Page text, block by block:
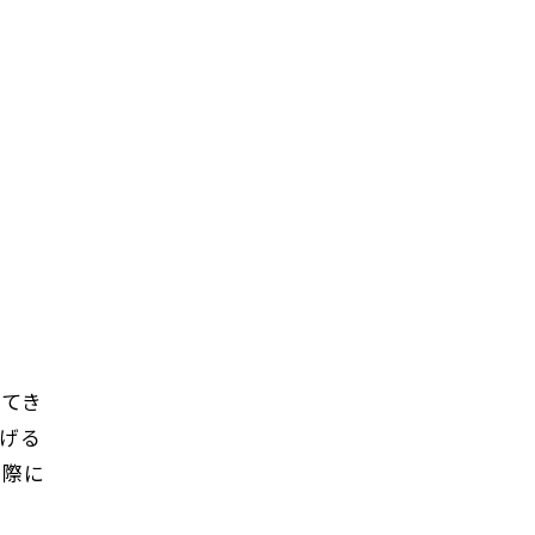
き
る
に